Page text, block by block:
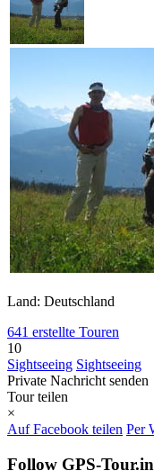
Land: Deutschland
641 erstellte Touren
10
Sightseeing Sightseeing
Private Nachricht senden
Tour teilen
×
Auf Facebook teilen Per
Follow GPS-